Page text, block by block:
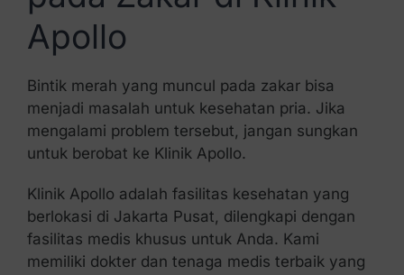
Apollo
Bintik merah yang muncul pada zakar bisa
menjadi masalah untuk kesehatan pria. Jika
mengalami problem tersebut, jangan sungkan
untuk berobat ke Klinik Apollo.
Klinik Apollo adalah fasilitas kesehatan yang
berlokasi di Jakarta Pusat, dilengkapi dengan
fasilitas medis khusus untuk Anda. Kami
memiliki dokter dan tenaga medis terbaik yang